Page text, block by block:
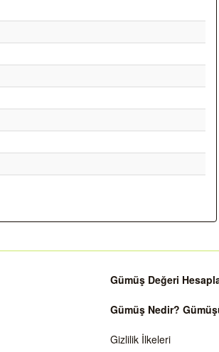
Gümüş Değeri
Gümüş Nedir?
Gizlilik İlkeleri